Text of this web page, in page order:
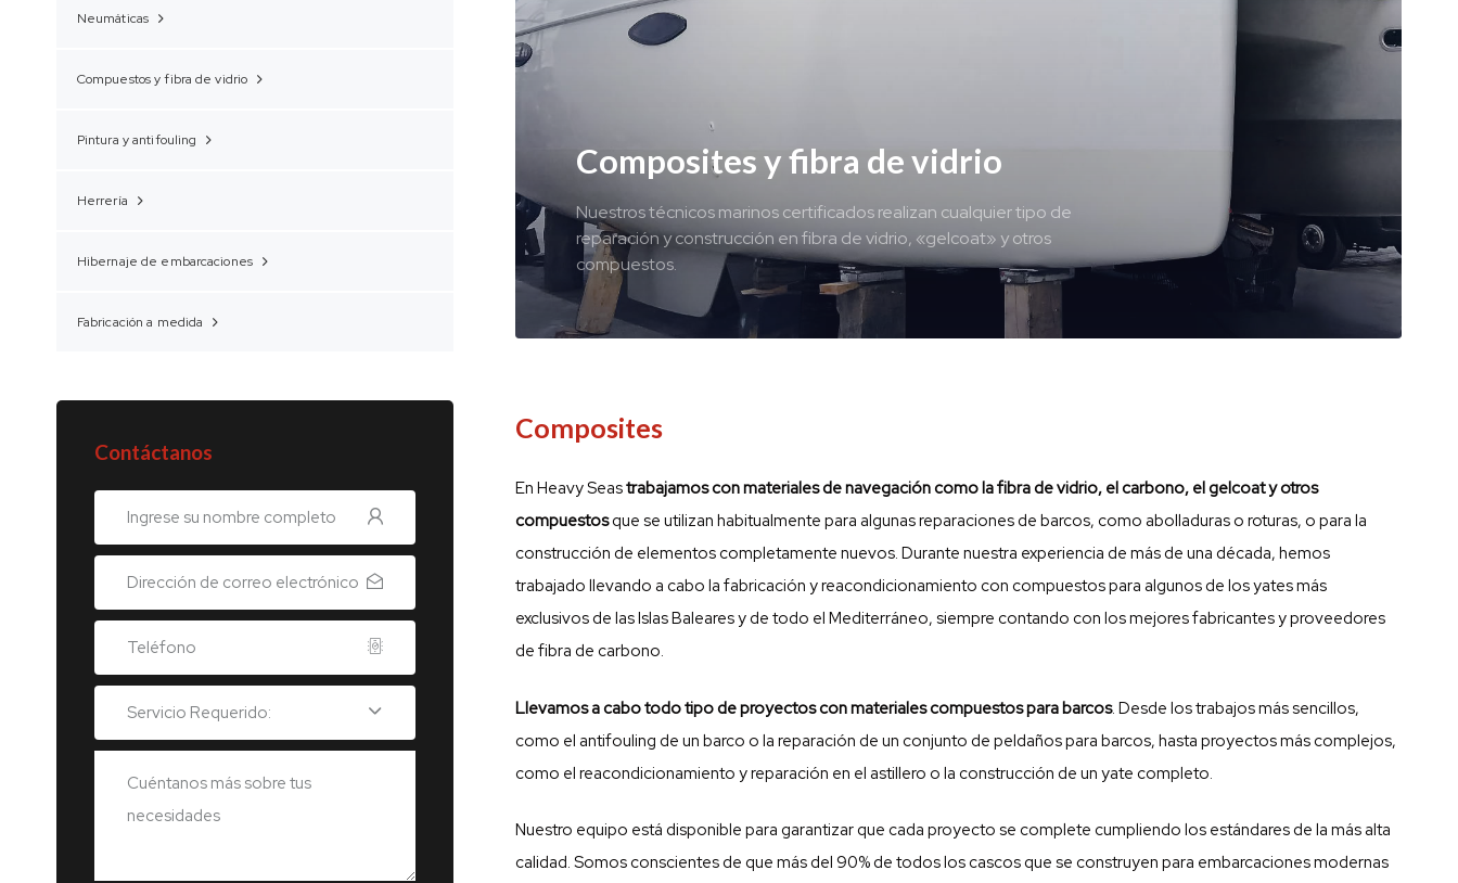
Neumáticas
Compuestos y fibra de vidrio
Pintura y antifouling
Herrería
Hibernaje de embarcaciones
Fabricación a medida
Contáctanos
Servicio Requerido:
Composites y fibra de vidrio
Nuestros técnicos marinos certificados realizan cualquier tipo de
reparación y construcción en fibra de vidrio, «gelcoat» y otros
compuestos.
Composites
En Heavy Seastrabajamos con materiales de navegación como lafibra de vidrio, el carbono, elgelcoaty otros
compuestosque se utilizan habitualmente para algunas reparaciones de barcos, como abolladuras o roturas, o para la
construcción de elementos completamente nuevos. Durante nuestra experiencia de más de una década, hemos
trabajado llevando a cabo la fabricación y reacondicionamiento con compuestos para algunos de los yates más
exclusivos de las Islas Baleares y de todo el Mediterráneo, siempre contando con los mejores fabricantes yproveedores
de fibra de carbono.
Llevamos a cabo todo tipo de proyectos con materiales compuestos para barcos. Desde los trabajos más sencillos,
como elantifouling de un barco o la reparación de un conjunto depeldaños para barcos, hasta proyectos más complejos,
como el reacondicionamiento y reparación en el astillero o la construcción de un yate completo.
Nuestro equipo está disponible para garantizar que cada proyecto se complete cumpliendo los estándares de la más alta
calidad. Somos conscientes de que más del 90% de todos los cascos que se construyen para embarcaciones modernas